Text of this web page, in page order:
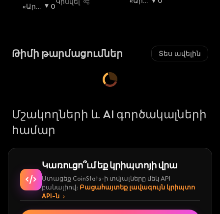
Լ
Կ
«Արջ
0
Թիմի թարմացումներ Տես ավելին
Մշակողների և AI գործակալների
համար
Կառուցո՞ւմ եք կրիպտոյի վրա
Ստացեք CoinStats-ի տվյալները մեկ API
բանալիով։ Բացահայտեք լավագույն կրիպտո
API-ն